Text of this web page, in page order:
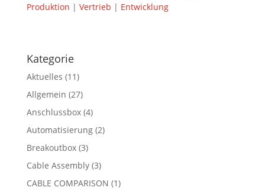
Produktion | Vertrieb | Entwicklung
Kategorie
Aktuelles (11)
Allgemein (27)
Anschlussbox(4)
Automatisierung(2)
Breakoutbox(3)
Cable Assembly(3)
CABLE COMPARISON (1)